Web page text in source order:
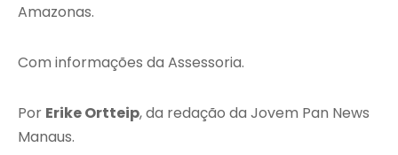
Amazonas.
Com informações da Assessoria.
Por Erike Ortteip, da redação da Jovem Pan News
Manaus.